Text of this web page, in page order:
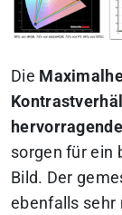
Die
sorgen für ein
Bild. Der
ebenfalls sehr